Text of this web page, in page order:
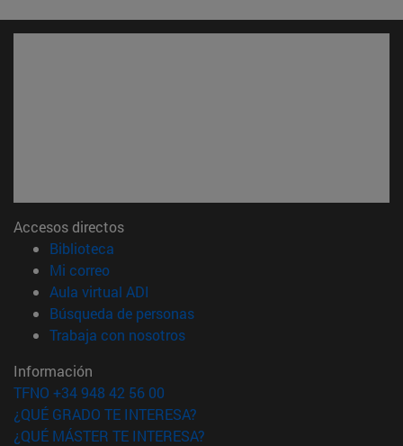
Accesos directos
Biblioteca
Mi correo(abre en nueva ventana)
Aula virtual ADI
Búsqueda de personas(abre en nueva ventana)
Trabaja con nosotros(abre en nueva ventana)
Información
TFNO +34 948 42 56 00
¿QUÉ GRADO TE INTERESA?
¿QUÉ MÁSTER TE INTERESA?